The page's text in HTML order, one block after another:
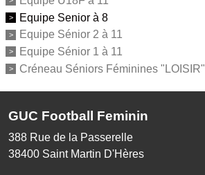
Equipe Senior à 8
Equipe Sénior 2 à 11
Equipe Sénior 1 à 11
Créneau Séniors Féminines "LOISIR"
GUC Football Feminin
388 Rue de la Passerelle
38400 Saint Martin D'Hères